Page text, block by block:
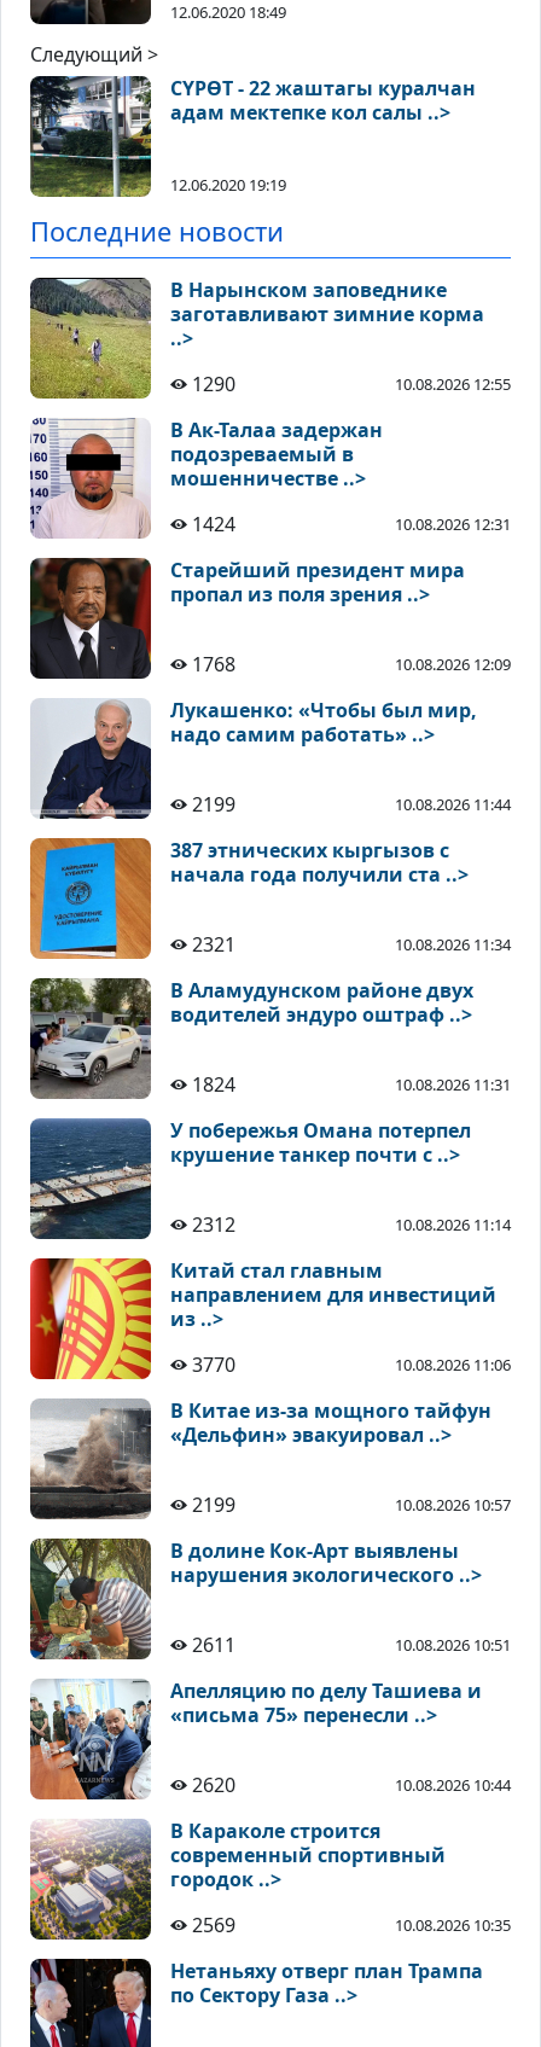
12.06.2020 18:49
Следующий >
СҮРӨТ - 22 жаштагы куралчан
адам мектепке кол салы ..>
12.06.2020 19:19
Последние новости
В Нарынском заповеднике
заготавливают зимние корма
..>
1290
10.08.2026 12:55
В Ак-Талаа задержан
подозреваемый в
мошенничестве ..>
1424
10.08.2026 12:31
Старейший президент мира
пропал из поля зрения ..>
1768 10.08.2026 12:09
Лукашенко: «Чтобы был мир,
надо самим работать» ..>
2199 10.08.2026 11:44
387 этнических кыргызов с
начала года получили ста ..>
2321 10.08.2026 11:34
В Аламудунском районе двух
водителей эндуро оштраф ..>
1824 10.08.2026 11:31
У побережья Омана потерпел
крушение танкер почти с ..>
2312 10.08.2026 11:14
Китай стал главным
направлением для инвестиций
из ..>
3770
10.08.2026 11:06
В Китае из-за мощного тайфун
«Дельфин» эвакуировал ..>
2199 10.08.2026 10:57
В долине Кок-Арт выявлены
нарушения экологического ..>
2611 10.08.2026 10:51
Апелляцию по делу Ташиева и
«письма 75» перенесли ..>
2620 10.08.2026 10:44
В Караколе строится
современный спортивный
городок ..>
2569
10.08.2026 10:35
Нетаньяху отверг план Трампа
по Сектору Газа ..>